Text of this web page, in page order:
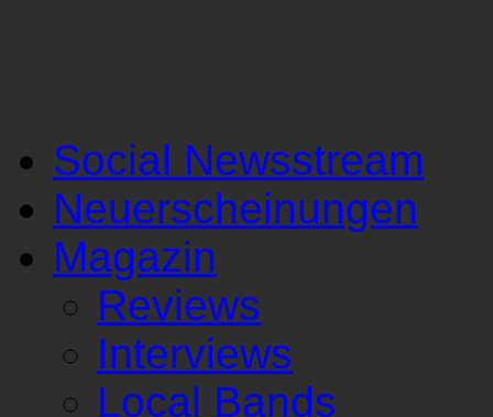
Social Newsstream
Neuerscheinungen
Magazin
Reviews
Interviews
Local Bands